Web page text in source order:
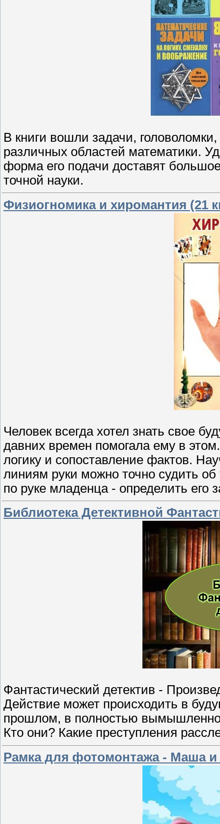
В книги вошли задачи,
различных областей математики.
форма его подачи доставят
точной науки.
Физиогномика и хиромантия (21
Человек всегда хотел знать свое
давних времен помогала ему в
логику и сопоставление фактов.
линиям руки можно точно судить
по руке младенца - определить его
Библиотека Детективной
Фантастический детектив -
Действие может происходить в
прошлом, в полностью
Кто они? Какие преступления
Рамка для фотомонтажа - Маша и